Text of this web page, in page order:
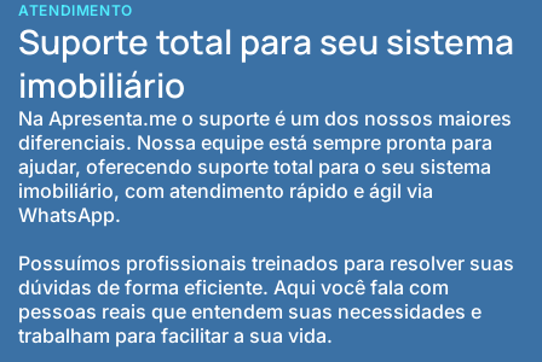
ATENDIMENTO
Suporte total para seu sistema
imobiliário
Na Apresenta.me o suporte é um dos nossos maiores
diferenciais. Nossa equipe está sempre pronta para
ajudar, oferecendo suporte total para o seu sistema
imobiliário, com atendimento rápido e ágil via
WhatsApp.
Possuímos profissionais treinados para resolver suas
dúvidas de forma eficiente. Aqui você fala com
pessoas reais que entendem suas necessidades e
trabalham para facilitar a sua vida.